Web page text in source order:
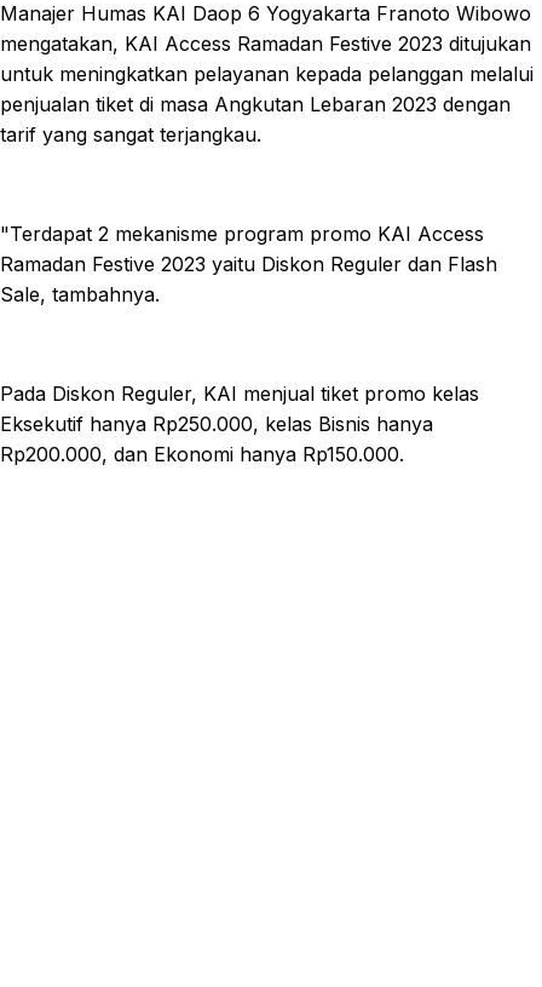
Manajer Humas KAI Daop 6 Yogyakarta Franoto Wibowo
mengatakan, KAI Access Ramadan Festive 2023 ditujukan
untuk meningkatkan pelayanan kepada pelanggan melalui
penjualan tiket di masa Angkutan Lebaran 2023 dengan
tarif yang sangat terjangkau.
"Terdapat 2 mekanisme program promo KAI Access
Ramadan Festive 2023 yaitu Diskon Reguler dan Flash
Sale, tambahnya.
Pada Diskon Reguler, KAI menjual tiket promo kelas
Eksekutif hanya Rp250.000, kelas Bisnis hanya
Rp200.000, dan Ekonomi hanya Rp150.000.